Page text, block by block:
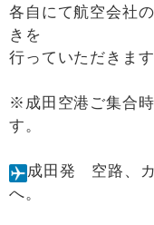
各自にて航空会社
きを
行っていただきます
※成田空港ご集合
す。
成田発 空路、
へ。